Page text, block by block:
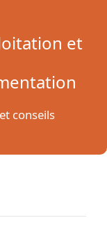
et
conseils